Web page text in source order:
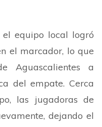
equipo local logró
el marcador, lo que
Aguascalientes a
del empate. Cerca
las jugadoras de
dejando el